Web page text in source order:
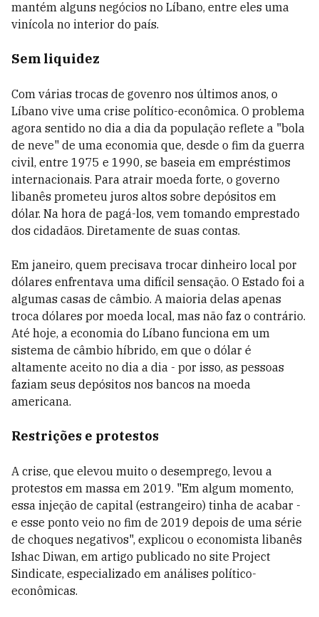
mantém alguns negócios no Líbano, entre eles uma
vinícola no interior do país.
Sem liquidez
Com várias trocas de govenro nos últimos anos, o
Líbano vive uma crise político-econômica. O problema
agora sentido no dia a dia da população reflete a "bola
de neve" de uma economia que, desde o fim da guerra
civil, entre 1975 e 1990, se baseia em empréstimos
internacionais. Para atrair moeda forte, o governo
libanês prometeu juros altos sobre depósitos em
dólar. Na hora de pagá-los, vem tomando emprestado
dos cidadãos. Diretamente de suas contas.
Em janeiro, quem precisava trocar dinheiro local por
dólares enfrentava uma difícil sensação. O Estado foi a
algumas casas de câmbio. A maioria delas apenas
troca dólares por moeda local, mas não faz o contrário.
Até hoje, a economia do Líbano funciona em um
sistema de câmbio híbrido, em que o dólar é
altamente aceito no dia a dia - por isso, as pessoas
faziam seus depósitos nos bancos na moeda
americana.
Restrições e protestos
A crise, que elevou muito o desemprego, levou a
protestos em massa em 2019. "Em algum momento,
essa injeção de capital (estrangeiro) tinha de acabar -
e esse ponto veio no fim de 2019 depois de uma série
de choques negativos", explicou o economista libanês
Ishac Diwan, em artigo publicado no site Project
Sindicate, especializado em análises político-
econômicas.